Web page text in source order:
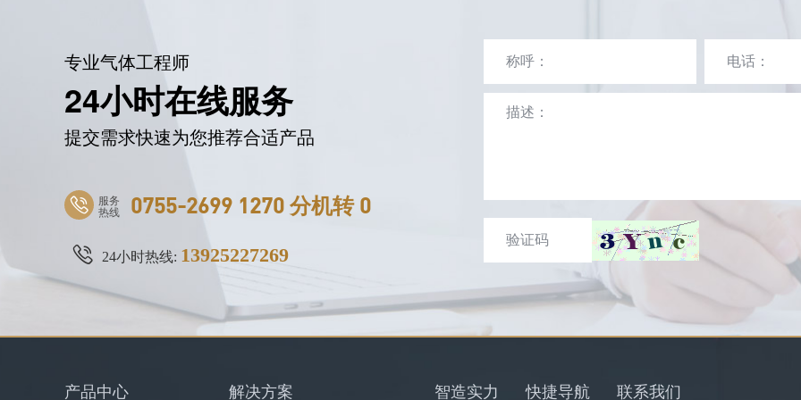
专业气体工程师
24小时在线服务
提交需求快速为您推荐合适产品
服务
热线 0755-2699 1270 分机转 0
24小时热线: 13925227269
产品中心 解决方案 智造实力 快捷导航 联系我们